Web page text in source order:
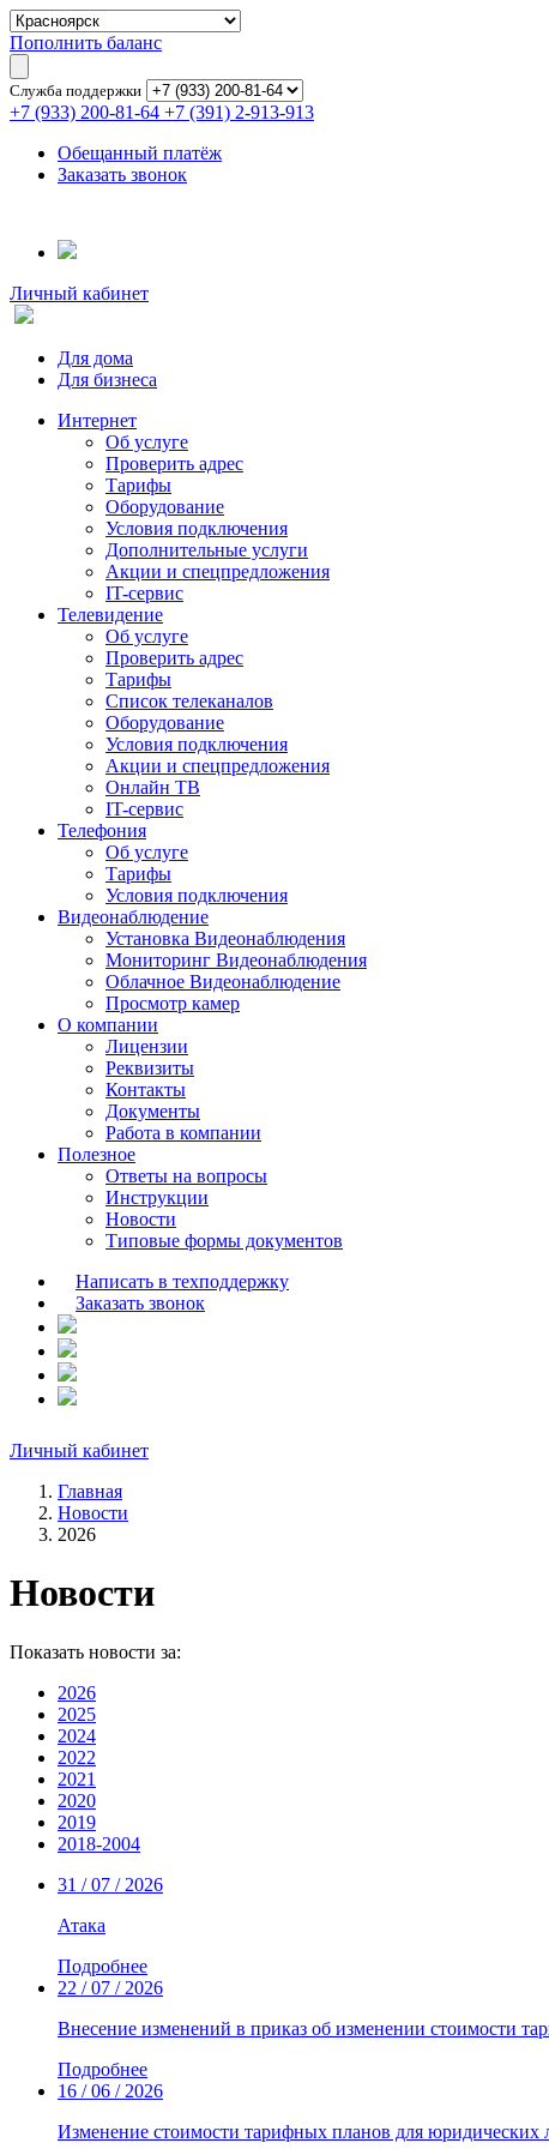
Пополнить баланс
Служба поддержки
+7 (933) 200-81-64 +7 (391) 2-913-913
Обещанный платёж
Заказать звонок
Личный кабинет
Для дома
Для бизнеса
Интернет
Об услуге
Проверить адрес
Тарифы
Оборудование
Условия подключения
Дополнительные услуги
Акции и спецпредложения
IT-сервис
Телевидение
Об услуге
Проверить адрес
Тарифы
Список телеканалов
Оборудование
Условия подключения
Акции и спецпредложения
Онлайн ТВ
IT-сервис
Телефония
Об услуге
Тарифы
Условия подключения
Видеонаблюдение
Установка Видеонаблюдения
Мониторинг Видеонаблюдения
Облачное Видеонаблюдение
Просмотр камер
О компании
Лицензии
Реквизиты
Контакты
Документы
Работа в компании
Полезное
Ответы на вопросы
Инструкции
Новости
Типовые формы документов
Написать в техподдержку
Заказать звонок
Личный кабинет
Главная
Новости
2026
Новости
Показать новости за:
2026
2025
2024
2022
2021
2020
2019
2018-2004
31 / 07 / 2026
Атака
Подробнее
22 / 07 / 2026
Внесение изменений в приказ об изменении стоимости
Подробнее
16 / 06 / 2026
Изменение стоимости тарифных планов для юридических